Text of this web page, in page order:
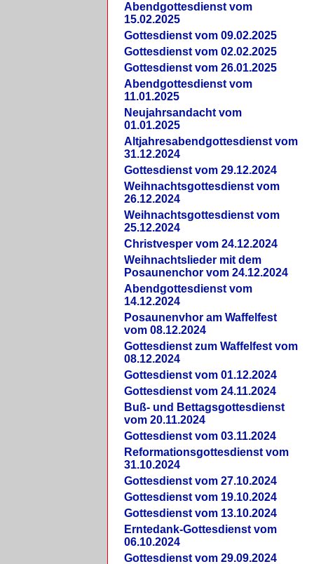
Abendgottesdienst vom
15.02.2025
Gottesdienst vom 09.02.2025
Gottesdienst vom 02.02.2025
Gottesdienst vom 26.01.2025
Abendgottesdienst vom
11.01.2025
Neujahrsandacht vom
01.01.2025
Altjahresabendgottesdienst vom
31.12.2024
Gottesdienst vom 29.12.2024
Weihnachtsgottesdienst vom
26.12.2024
Weihnachtsgottesdienst vom
25.12.2024
Christvesper vom 24.12.2024
Weihnachtslieder mit dem
Posaunenchor vom 24.12.2024
Abendgottesdienst vom
14.12.2024
Posaunenvhor am Waffelfest
vom 08.12.2024
Gottesdienst zum Waffelfest vom
08.12.2024
Gottesdienst vom 01.12.2024
Gottesdienst vom 24.11.2024
Buß- und Bettagsgottesdienst
vom 20.11.2024
Gottesdienst vom 03.11.2024
Reformationsgottesdienst vom
31.10.2024
Gottesdienst vom 27.10.2024
Gottesdienst vom 19.10.2024
Gottesdienst vom 13.10.2024
Erntedank-Gottesdienst vom
06.10.2024
Gottesdienst vom 29.09.2024